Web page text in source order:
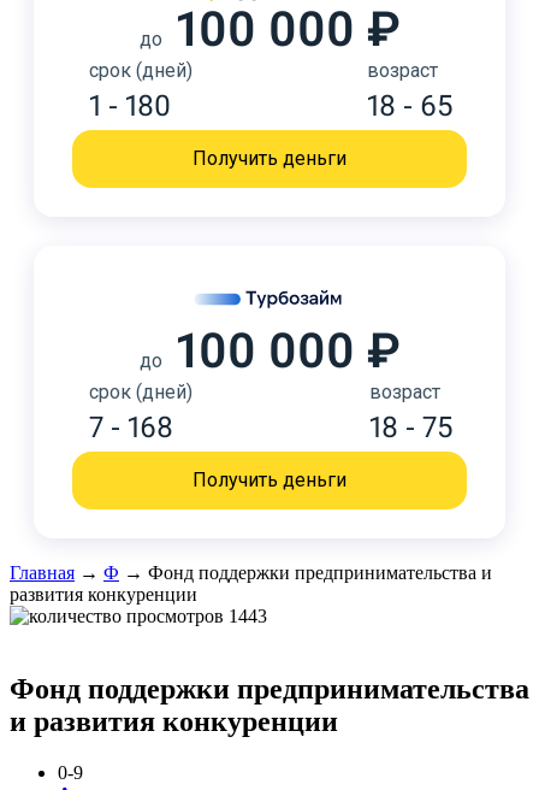
до 100 000 ₽
срок (дней)
1 - 180
возраст
18 - 65
Получить деньги
до 100 000 ₽
срок (дней)
7 - 168
возраст
18 - 75
Получить деньги
Главная → Ф → Фонд поддержки предпринимательства и
развития конкуренции
1443
Фонд поддержки предпринимательства
и развития конкуренции
0-9